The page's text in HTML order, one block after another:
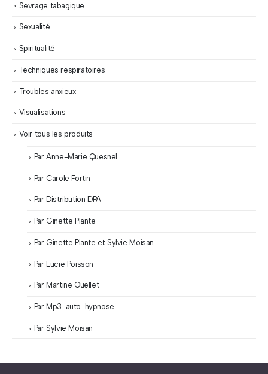
Sevrage tabagique
Sexualité
Spiritualité
Techniques respiratoires
Troubles anxieux
Visualisations
Voir tous les produits
Par Anne-Marie Quesnel
Par Carole Fortin
Par Distribution DPA
Par Ginette Plante
Par Ginette Plante et Sylvie Moisan
Par Lucie Poisson
Par Martine Ouellet
Par Mp3-auto-hypnose
Par Sylvie Moisan